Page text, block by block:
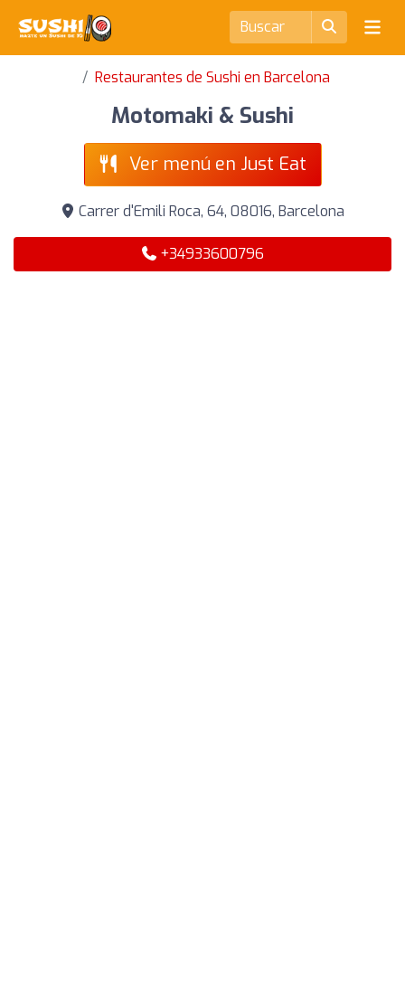
Restaurantes de Sushi en Barcelona
Motomaki & Sushi
Ver menú en Just Eat
Carrer d'Emili Roca, 64, 08016, Barcelona
+34933600796